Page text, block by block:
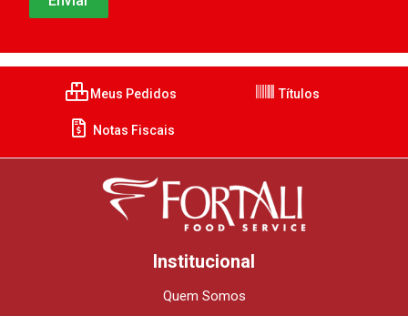
Meus Pedidos Títulos
Notas Fiscais
Institucional
Quem Somos